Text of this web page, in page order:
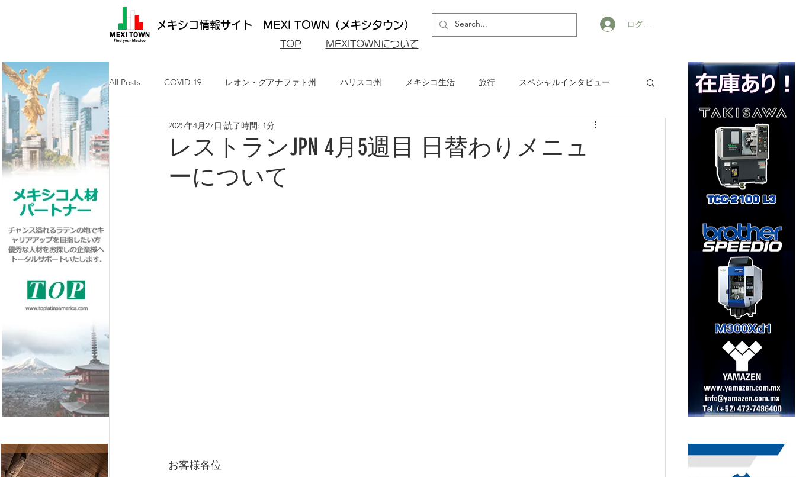
メキシコ情報サイト MEXI TOWN（メキシタウン）
​TOP MEXITOWNについて
ログイン
All Posts COVID-19 レオン・グアナファト州 ハリスコ州 メキシコ生活 旅行 スペシャルインタビュー
メキシコ最新ニュース ケレタロ州
求人・メキシコ就労 日墨交流
レストランJPN 4月5週目 日替わりメニュ
ーについて
2025年4月27日 読了時間: 1分
お客様各位